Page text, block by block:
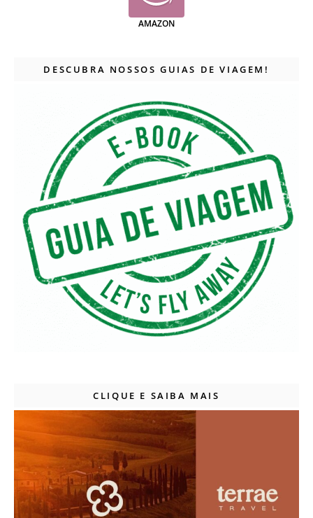
AMAZON
DESCUBRA NOSSOS GUIAS DE VIAGEM!
CLIQUE E SAIBA MAIS